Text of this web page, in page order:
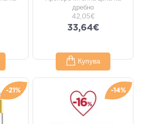
дребно
42,05€
33,64€
Купува
-21% -14%